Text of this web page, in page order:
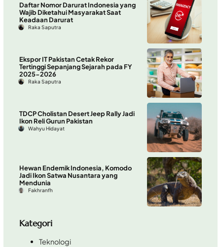
Daftar Nomor Darurat Indonesia yang
Wajib Diketahui Masyarakat Saat
Keadaan Darurat
Raka Saputra
Ekspor IT Pakistan Cetak Rekor
Tertinggi Sepanjang Sejarah pada FY
2025-2026
Raka Saputra
TDCP Cholistan Desert Jeep Rally Jadi
Ikon Reli Gurun Pakistan
Wahyu Hidayat
Hewan Endemik Indonesia, Komodo
Jadi Ikon Satwa Nusantara yang
Mendunia
Fakhranfh
Kategori
Teknologi